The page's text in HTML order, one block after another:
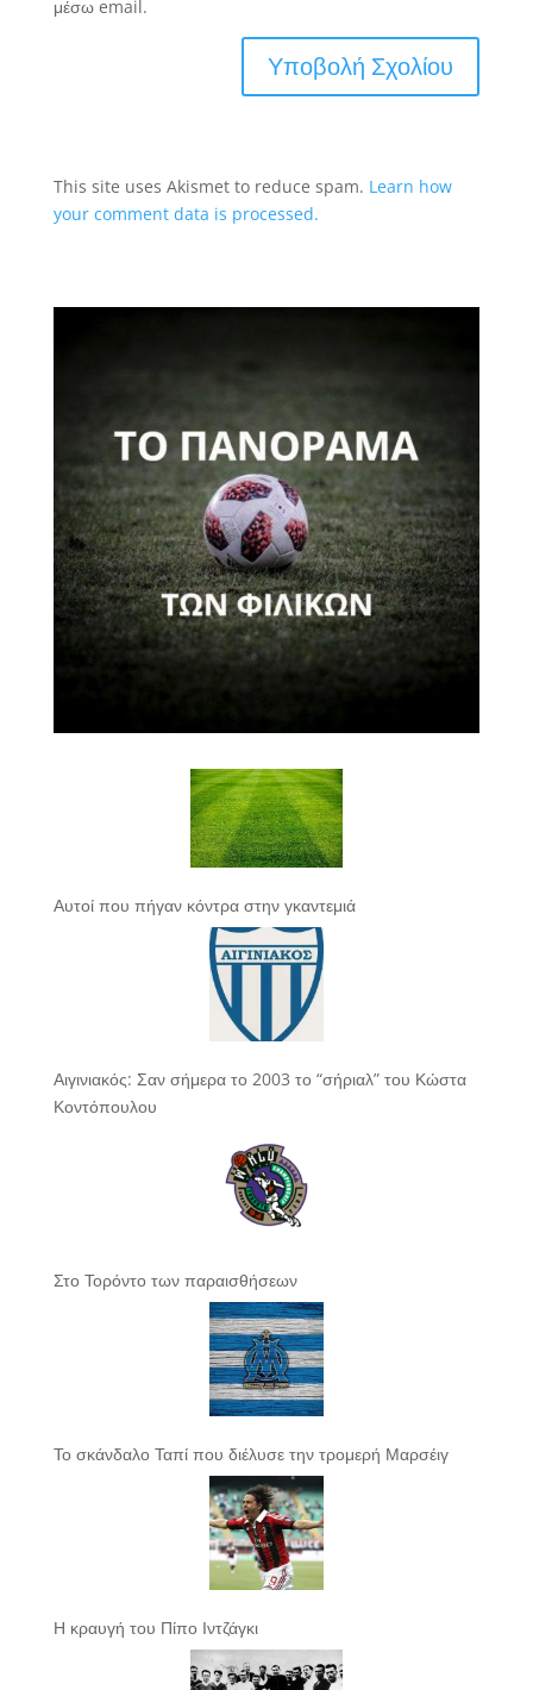
μέσω email.
This site uses Akismet to reduce spam. Learn how
your comment data is processed.
Αυτοί που πήγαν κόντρα στην γκαντεμιά
Αιγινιακός: Σαν σήμερα το 2003 το “σήριαλ” του Κώστα
Κοντόπουλου
Στο Τορόντο των παραισθήσεων
Το σκάνδαλο Ταπί που διέλυσε την τρομερή Μαρσέιγ
Η κραυγή του Πίπο Ιντζάγκι